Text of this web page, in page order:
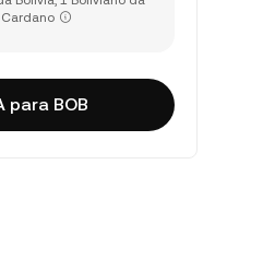
Cardano
para BOB